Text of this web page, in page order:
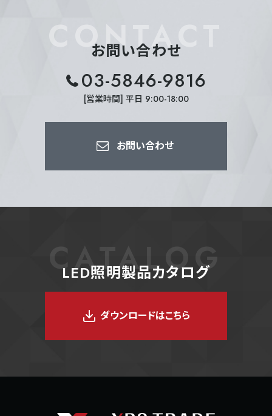
CONTACT
お問い合わせ
03-5846-9816
[営業時間] 平日 9:00-18:00
お問い合わせ
CATALOG
LED照明製品カタログ
ダウンロードはこちら